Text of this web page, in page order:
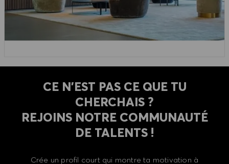
CE N'EST PAS CE QUE TU
CHERCHAIS ?
REJOINS NOTRE COMMUNAUTÉ
DE TALENTS !
Crée un profil court qui montre ta motivation à